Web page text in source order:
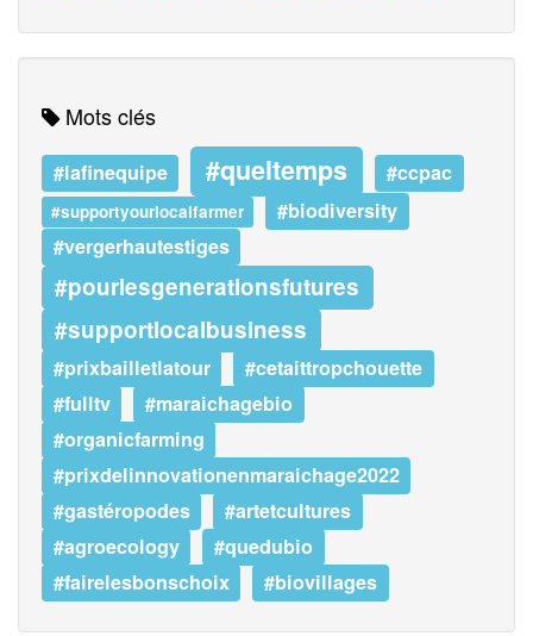
Mots clés
#lafinequipe #queltemps #ccpac
#supportyourlocalfarmer
#biodiversity
#vergerhautestiges
#pourlesgenerationsfutures
#supportlocalbusiness
#prixbailletlatour
#cetaittropchouette
#fulltv
#maraichagebio
#organicfarming
#prixdelinnovationenmaraichage2022
#gastéropodes
#artetcultures
#agroecology
#quedubio
#fairelesbonschoix
#biovillages